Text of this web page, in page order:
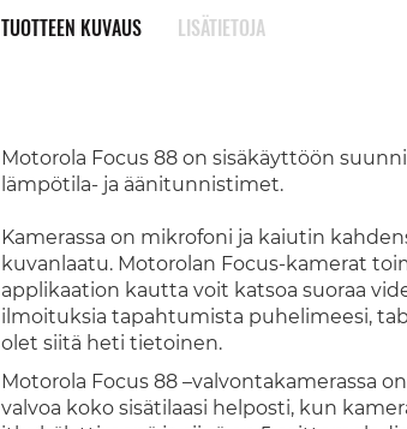
TUOTTEEN KUVAUS
Motorola Focus 88 on sisäkäyttöön
lämpötila- ja äänitunnistimet.
Kamerassa on mikrofoni ja kaiutin
kuvanlaatu. Motorolan Focus-kamerat
applikaation kautta voit katsoa suoraa
ilmoituksia tapahtumista puhelimeesi,
olet siitä heti tietoinen.
Motorola Focus 88 –valvontakamerassa
valvoa koko sisätilaasi helposti, kun
LISÄTIETOJA